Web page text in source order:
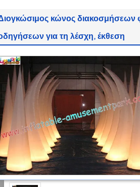
κώνος διακοσμήσεων
για τη λέσχη, έκθεση